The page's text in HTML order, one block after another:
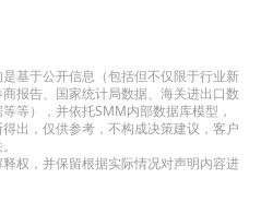
基于公开信息（包括但不仅限于行业新
报告、国家统计局数据、海关进出口数
等），并依托SMM内部数据库模型，
出，仅供参考，不构成决策建议，客户
权，并保留根据实际情况对声明内容进